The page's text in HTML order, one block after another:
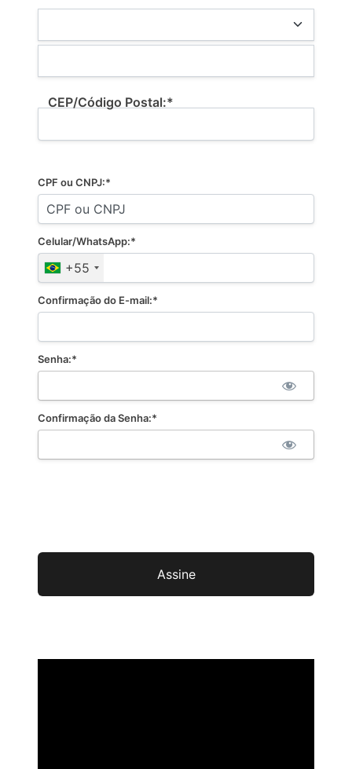
CEP/Código Postal:*
CPF ou CNPJ:*
Celular/WhatsApp:*
+55
Confirmação do E-mail:*
Senha:*
Confirmação da Senha:*
Não val